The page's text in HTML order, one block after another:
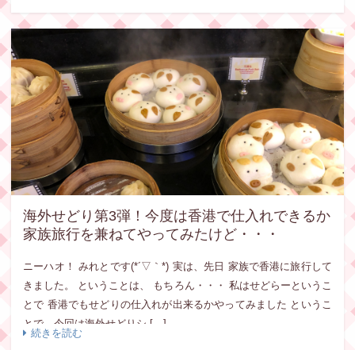
海外せどり第3弾！今度は香港で仕入れできるか
家族旅行を兼ねてやってみたけど・・・
ニーハオ！ みれとです(*´▽｀*) 実は、先日 家族で香港に旅行して
きました。 ということは、 もちろん・・・ 私はせどらーというこ
とで 香港でもせどりの仕入れが出来るかやってみました というこ
とで、今回は海外せどりシ […]
続きを読む